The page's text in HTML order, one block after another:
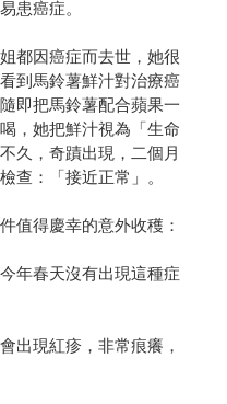
患癌症。
都因癌症而去世，她很
到馬鈴薯鮮汁對治療癌
即把馬鈴薯配合蘋果一
，她把鮮汁視為「生命
久，奇蹟出現，二個月
查：「接近正常」。
值得慶幸的意外收穫：
年春天沒有出現這種症
出現紅疹，非常痕癢，